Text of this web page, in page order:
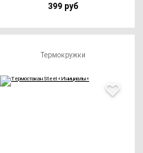
399 руб
Термокружки